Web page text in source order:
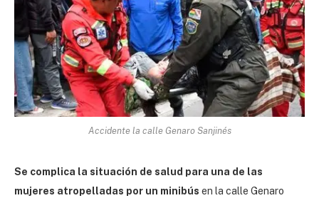
Accidente la calle Genaro Sanjinés
Se complica la situación de salud para una de las
mujeres atropelladas por un minibús en la calle Genaro